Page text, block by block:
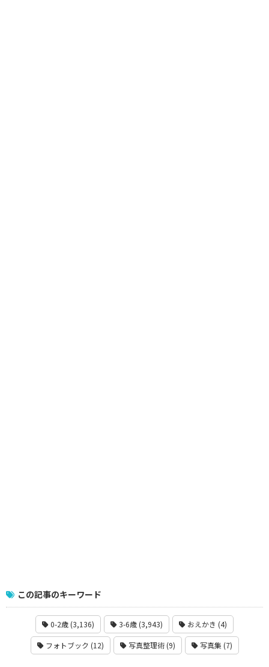
この記事のキーワード
0-2歳 (3,136) 3-6歳 (3,943) おえかき (4)
フォトブック (12) 写真整理術 (9) 写真集 (7)